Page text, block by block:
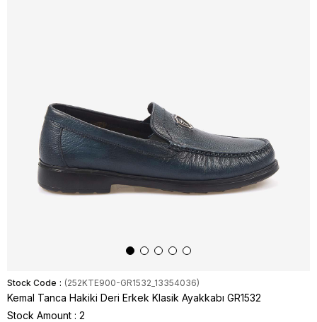
Stock Code (252KTE900-GR1532_13354036)
Kemal Tanca Hakiki Deri Erkek Klasik Ayakkabı GR1532
Stock Amount : 2